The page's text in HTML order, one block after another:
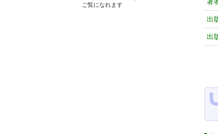
ご覧になれます
出
出